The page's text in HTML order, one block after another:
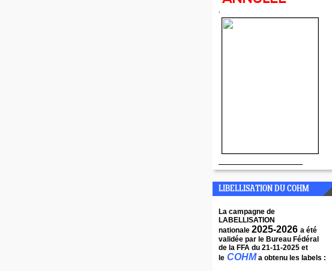
.
LIBELLISATION DU COHM
La campagne de
LABELLISATION
nationale 2025-2026 a été
validée par le Bureau Fédéral
de la FFA du 21-11-2025 et
le COHM a obtenu les labels :